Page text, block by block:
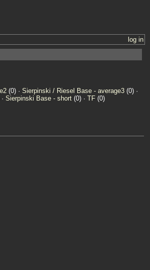
log in
(0) · Sierpinski / Riesel Base - average3(0) ·
Sierpinski Base - short(0) · TF(0)